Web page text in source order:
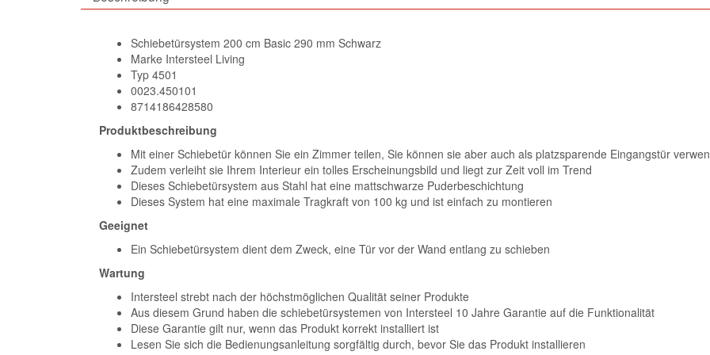
Schiebetürsystem 200 cm Basic 290 mm Schwarz
Marke Intersteel Living
Typ 4501
0023.450101
8714186428580
Produktbeschreibung
Mit einer Schiebetür können Sie ein Zimmer teilen, Sie können sie aber auch als platzsparende Eingangstür
Zudem verleiht sie Ihrem Interieur ein tolles Erscheinungsbild und liegt zur Zeit voll im Trend
Dieses Schiebetürsystem aus Stahl hat eine mattschwarze Puderbeschichtung
Dieses System hat eine maximale Tragkraft von 100 kg und ist einfach zu montieren
Geeignet
Ein Schiebetürsystem dient dem Zweck, eine Tür vor der Wand entlang zu schieben
Wartung
Intersteel strebt nach der höchstmöglichen Qualität seiner Produkte
Aus diesem Grund haben die schiebetürsystemen von Intersteel 10 Jahre Garantie auf die Funktionalität
Diese Garantie gilt nur, wenn das Produkt korrekt installiert ist
Lesen Sie sich die Bedienungsanleitung sorgfältig durch, bevor Sie das Produkt installieren